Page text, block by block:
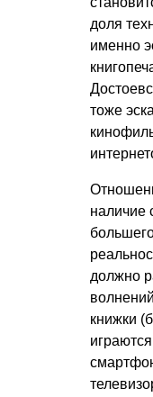
доля
именно
тоже
наличие
должно
книжки